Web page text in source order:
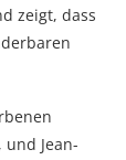
zeigt, dass
Jean-